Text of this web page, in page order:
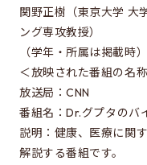
入試案内書 / 出願サ
案内書、修論/博論
試験科目に関する情
大学院入試のQ&A
EEISを目指す方へ
関野正樹（東京大学 大
ング専攻教授）
（学年・所属は掲載時）
＜放映された番組の名
放送局：CNN
番組名：Dr.グプタのバ
説明：健康、医療に関
解説する番組です。